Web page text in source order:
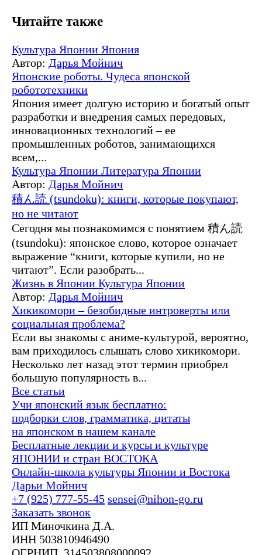
Читайте также
Культура Японии Япония
Автор: Дарья Мойнич
Японские роботы. Чудеса японской
робототехники
Япония имеет долгую историю и богатый опыт
разработки и внедрения самых передовых,
инновационных технологий – ее
промышленных роботов, занимающихся
всем,...
Культура Японии Литература Японии
Автор: Дарья Мойнич
積ん読 (tsundoku): книги, которые покупают,
но не читают
Сегодня мы познакомимся с понятием 積ん読
(tsundoku): японское слово, которое означает
выражение “книги, которые купили, но не
читают”. Если разобрать...
Жизнь в Японии Культура Японии
Автор: Дарья Мойнич
Хикикомори – безобидные интроверты или
социальная проблема?
Если вы знакомы с аниме-культурой, вероятно,
вам приходилось слышать слово хикикомори.
Несколько лет назад этот термин приобрел
большую популярность в...
Все статьи
Учи японский язык бесплатно:
подборки слов, грамматика, цитаты
на японском в нашем канале
Бесплатные лекции и курсы и культуре
ЯПОНИИ и стран ВОСТОКА
Онлайн-школа культуры Японии и Востока
Дарьи Мойнич
+7 (925) 777-55-45 sensei@nihon-go.ru
Заказать звонок
ИП Миночкина Д.А.
ИНН 503810946490